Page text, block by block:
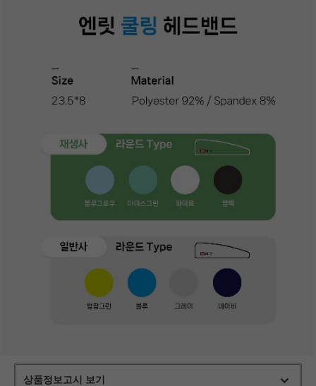
상품정보고시 보기